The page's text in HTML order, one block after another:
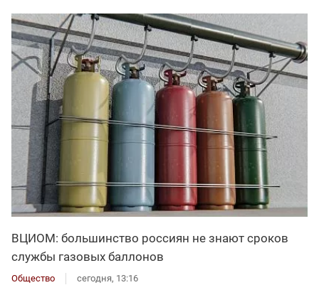
ВЦИОМ: большинство россиян не знают сроков
службы газовых баллонов
Общество сегодня, 13:16